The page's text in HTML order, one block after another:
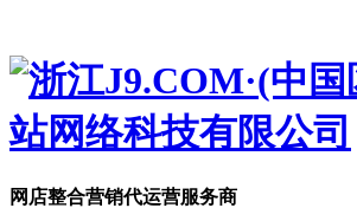
网店整合营销代运营服务商